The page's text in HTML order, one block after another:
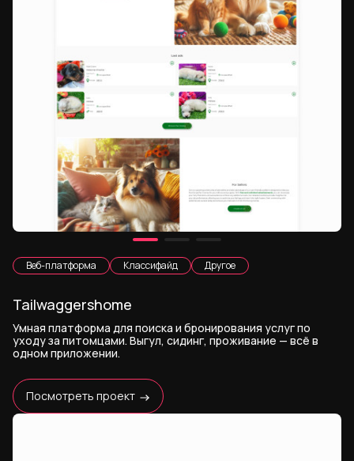
Веб-платформа Классифайд Другое
Tailwaggershome
Умная платформа для поиска и бронирования услуг по
уходу за питомцами. Выгул, сидинг, проживание — всё в
одном приложении.
Посмотреть проект